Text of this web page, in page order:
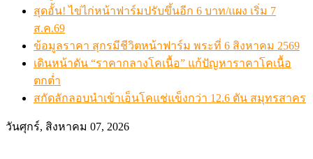
สุดอั้น! ไข่ไก่หน้าฟาร์มปรับขึ้นอีก 6 บาท/แผง เริ่ม 7
ส.ค.69
ข้อมูลราคา สุกรมีชีวิตหน้าฟาร์ม พระที่ 6 สิงหาคม 2569
เดินหน้าดัน “ราคากลางโคเนื้อ” แก้ปัญหาราคาโคเนื้อ
ตกต่ำ
สกัดลักลอบนำเข้าเอ็นโคแช่แข็งกว่า 12.6 ตัน สมุทรสาคร
วันศุกร์, สิงหาคม 07, 2026